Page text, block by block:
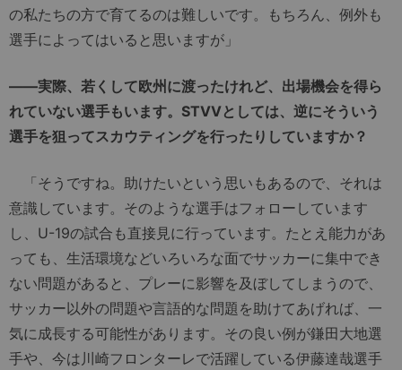
の私たちの方で育てるのは難しいです。もちろん、例外も
選手によってはいると思いますが」
――実際、若くして欧州に渡ったけれど、出場機会を得ら
れていない選手もいます。STVVとしては、逆にそういう
選手を狙ってスカウティングを行ったりしていますか？
「そうですね。助けたいという思いもあるので、それは
意識しています。そのような選手はフォローしています
し、U-19の試合も直接見に行っています。たとえ能力があ
っても、生活環境などいろいろな面でサッカーに集中でき
ない問題があると、プレーに影響を及ぼしてしまうので、
サッカー以外の問題や言語的な問題を助けてあげれば、一
気に成長する可能性があります。その良い例が鎌田大地選
手や、今は川崎フロンターレで活躍している伊藤達哉選手